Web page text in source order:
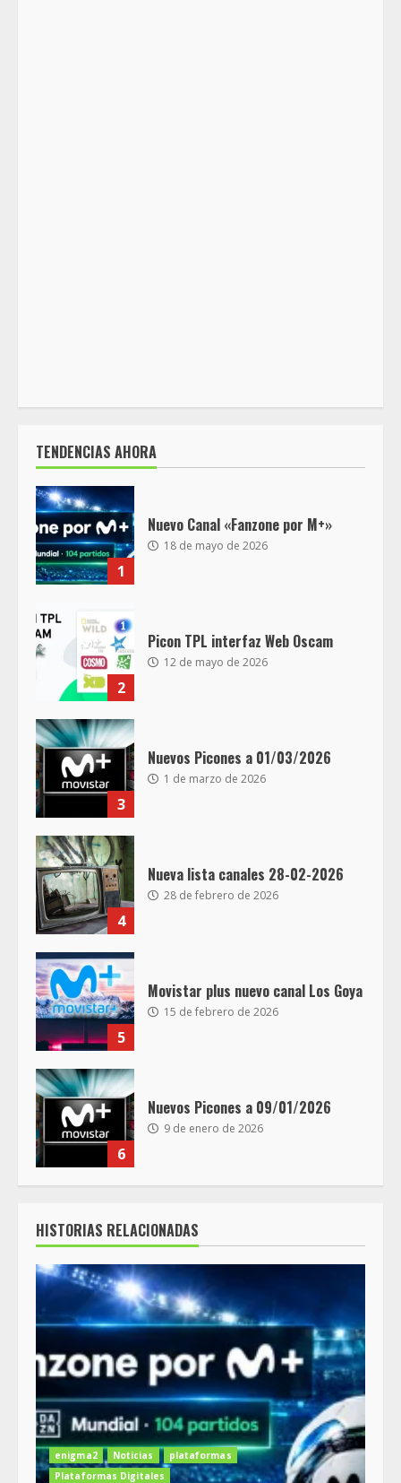
TENDENCIAS AHORA
1
Nuevo Canal «Fanzone por M+»
18 de mayo de 2026
2
Picon TPL interfaz Web Oscam
12 de mayo de 2026
3
Nuevos Picones a 01/03/2026
1 de marzo de 2026
4
Nueva lista canales 28-02-2026
28 de febrero de 2026
5
Movistar plus nuevo canal Los Goya
15 de febrero de 2026
6
Nuevos Picones a 09/01/2026
9 de enero de 2026
HISTORIAS RELACIONADAS
enigma2 Noticias
plataformas
Plataformas Digitales